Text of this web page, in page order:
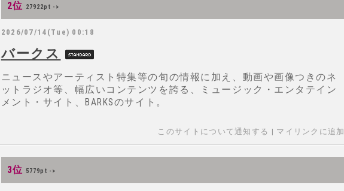
2位 27922pt ->
2026/07/14(Tue) 00:18
バークス
ニュースやアーティスト特集等の旬の情報に加え、動画や画像つきのネ
ットラジオ等、幅広いコンテンツを誇る、ミュージック・エンタテイン
メント・サイト、BARKSのサイト。
このサイトについて通知する | マイリンクに追加
3位 5779pt ->